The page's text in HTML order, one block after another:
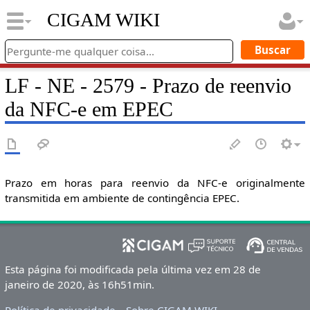
CIGAM WIKI
LF - NE - 2579 - Prazo de reenvio
da NFC-e em EPEC
Prazo em horas para reenvio da NFC-e originalmente
transmitida em ambiente de contingência EPEC.
Esta página foi modificada pela última vez em 28 de
janeiro de 2020, às 16h51min.